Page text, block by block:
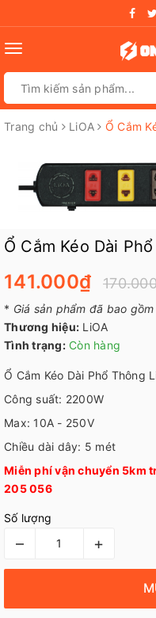
Toggle
Trang chủ LiOA Ổ Cắm
Ổ Cắm Kéo Dài
141.000₫
* Giá sản phẩm đã bao gồm
Thương hiệu: LiOA
Tình trạng: Còn hàng
Ổ Cắm Kéo Dài Phổ Thông
Công suất: 2200W
Max: 10A - 250V
Chiều dài dây: 5 mét
Miễn phí vận chuyển 5km
205 056
Số lượng
– +